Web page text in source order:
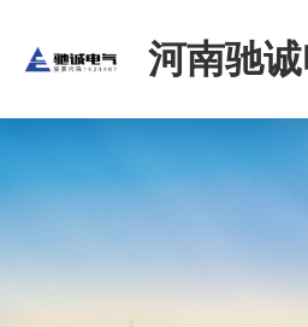
河南驰